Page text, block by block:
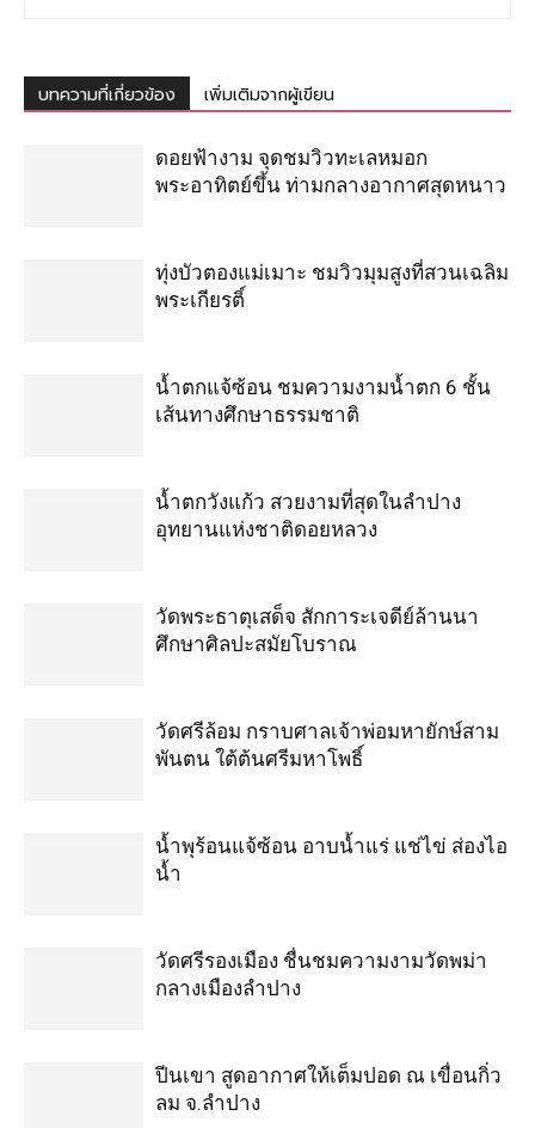
บทความที่เกี่ยวข้อง เพิ่มเติมจากผู้เขียน
ดอยฟ้างาม จุดชมวิวทะเลหมอก
พระอาทิตย์ขึ้น ท่ามกลางอากาศสุดหนาว
ทุ่งบัวตองแม่เมาะ ชมวิวมุมสูงที่สวนเฉลิม
พระเกียรติ์
น้ำตกแจ้ซ้อน ชมความงามน้ำตก 6 ชั้น
เส้นทางศึกษาธรรมชาติ
น้ำตกวังแก้ว สวยงามที่สุดในลำปาง
อุทยานแห่งชาติดอยหลวง
วัดพระธาตุเสด็จ สักการะเจดีย์ล้านนา
ศึกษาศิลปะสมัยโบราณ
วัดศรีล้อม กราบศาลเจ้าพ่อมหายักษ์สาม
พันตน ใต้ต้นศรีมหาโพธิ์
น้ำพุร้อนแจ้ซ้อน อาบน้ำแร่ แช่ไข่ ส่องไอ
น้ำ
วัดศรีรองเมือง ชื่นชมความงามวัดพม่า
กลางเมืองลำปาง
ปีนเขา สูดอากาศให้เต็มปอด ณ เขื่อนกิ่ว
ลม จ.ลำปาง